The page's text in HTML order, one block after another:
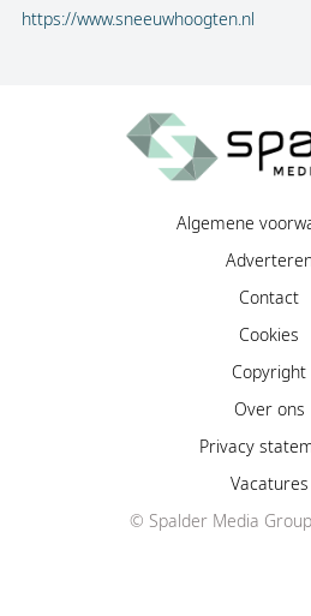
https://www.sneeuwhoogten.nl
Algemene
Contact
Cookies
Copyright
Over ons
Privacy
Vacatures
© Spalder Media